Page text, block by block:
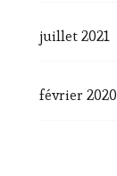
juillet 2021
février 2020